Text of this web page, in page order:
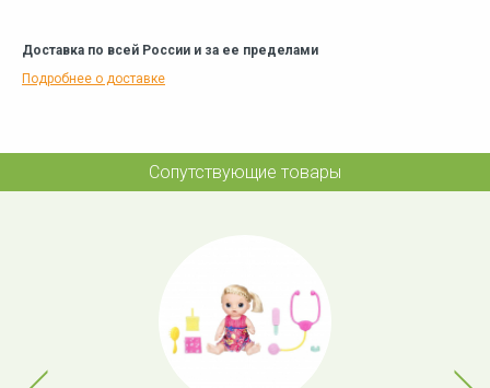
Доставка по всей России и за ее пределами
Подробнее о доставке
Сопутствующие товары
Previous Next